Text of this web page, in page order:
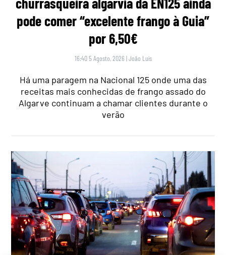
pode comer “excelente frango à Guia”
por 6,50€
16:40 5 Agosto, 2026 |João Luís
Há uma paragem na Nacional 125 onde uma das
receitas mais conhecidas de frango assado do
Algarve continuam a chamar clientes durante o
verão